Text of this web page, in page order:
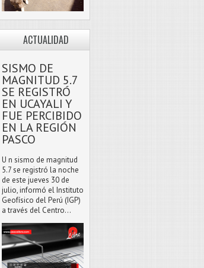
ACTUALIDAD
SISMO DE
MAGNITUD 5.7
SE REGISTRÓ
EN UCAYALI Y
FUE PERCIBIDO
EN LA REGIÓN
PASCO
U n sismo de magnitud
5.7 se registró la noche
de este jueves 30 de
julio, informó el Instituto
Geofísico del Perú (IGP)
a través del Centro...